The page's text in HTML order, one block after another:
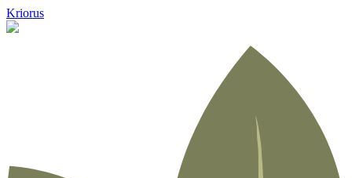
Kriorus